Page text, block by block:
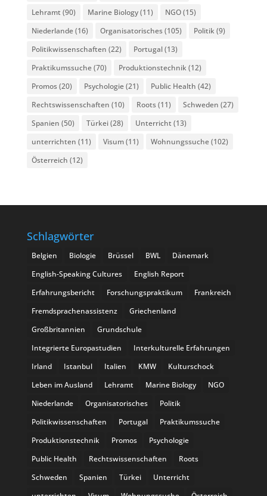
Lehramt (90) Marine Biology(11) NGO(15)
Niederlande(16) Organisatorisches(105) Politik (9)
Politikwissenschaften (22) Portugal(13)
Praktikumssuche(70) Produktionstechnik (12)
Promos(20) Psychologie(21) Public Health (42)
Rechtswissenschaften (10) Roots(11) Schweden (27)
Spanien (50) Türkei(28) Unterricht (13)
unterrichten (11) Visum(11) Wohnungssuche(102)
Österreich (12)
Schlagwörter
Belgien Biologie Brüssel BWL
Dänemark
English-Speaking Cultures
English Report
Erfahrungsbericht
Forschungspraktikum
Frankreich
Fremdsprachenassistenz
Griechenland
Großbritannien
Grundschule
Integrierte Europastudien
Interkulturelle Erfahrungen
Irland
Istanbul Italien KMW
Kulturschock
Leben im Ausland
Lehramt Marine Biology
NGO
Niederlande
Organisatorisches
Politik
Politikwissenschaften
Portugal
Praktikumssuche
Produktionstechnik
Promos
Psychologie
Public Health
Rechtswissenschaften
Roots
Schweden
Spanien Türkei
Unterricht